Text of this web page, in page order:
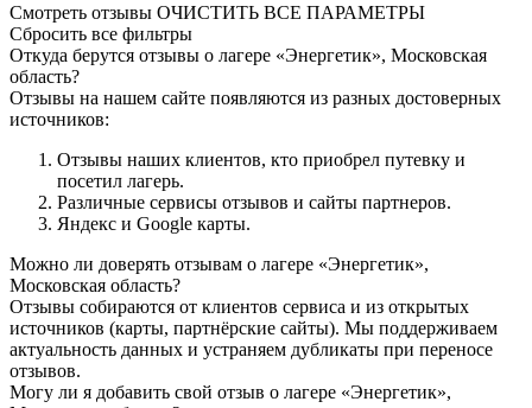
Смотреть отзывы ОЧИСТИТЬ ВСЕ ПАРАМЕТРЫ
Сбросить все фильтры
Откуда берутся отзывы о лагере «Энергетик», Московская
область?
Отзывы на нашем сайте появляются из разных достоверных
источников:
Отзывы наших клиентов, кто приобрел путевку и
посетил лагерь.
Различные сервисы отзывов и сайты партнеров.
Яндекс и Google карты.
Можно ли доверять отзывам о лагере «Энергетик»,
Московская область?
Отзывы собираются от клиентов сервиса и из открытых
источников (карты, партнёрские сайты). Мы поддерживаем
актуальность данных и устраняем дубликаты при переносе
отзывов.
Могу ли я добавить свой отзыв о лагере «Энергетик»,